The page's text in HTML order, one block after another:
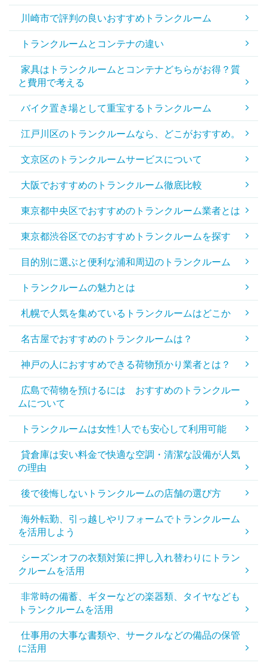
川崎市で評判の良いおすすめトランクルーム
トランクルームとコンテナの違い
家具はトランクルームとコンテナどちらがお得？質
と費用で考える
バイク置き場として重宝するトランクルーム
江戸川区のトランクルームなら、どこがおすすめ。
文京区のトランクルームサービスについて
大阪でおすすめのトランクルーム徹底比較
東京都中央区でおすすめのトランクルーム業者とは
東京都渋谷区でのおすすめトランクルームを探す
目的別に選ぶと便利な浦和周辺のトランクルーム
トランクルームの魅力とは
札幌で人気を集めているトランクルームはどこか
名古屋でおすすめのトランクルームは？
神戸の人におすすめできる荷物預かり業者とは？
広島で荷物を預けるには おすすめのトランクルー
ムについて
トランクルームは女性1人でも安心して利用可能
貸倉庫は安い料金で快適な空調・清潔な設備が人気
の理由
後で後悔しないトランクルームの店舗の選び方
海外転勤、引っ越しやリフォームでトランクルーム
を活用しよう
シーズンオフの衣類対策に押し入れ替わりにトラン
クルームを活用
非常時の備蓄、ギターなどの楽器類、タイヤなども
トランクルームを活用
仕事用の大事な書類や、サークルなどの備品の保管
に活用